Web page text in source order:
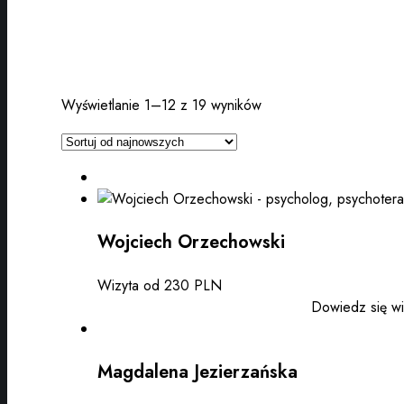
Wyświetlanie 1–12 z 19 wyników
Wojciech Orzechowski
Wizyta od 230 PLN
Dowiedz się
Magdalena Jezierzańska